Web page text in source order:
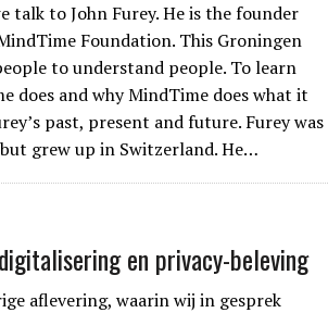
talk to John Furey. He is the founder
Foundation. This Groningen
to understand people. To learn
does and why MindTime does what it
past, present and future. Furey was
grew up in Switzerland. He…
en privacy-beleving
aflevering, waarin wij in gesprek